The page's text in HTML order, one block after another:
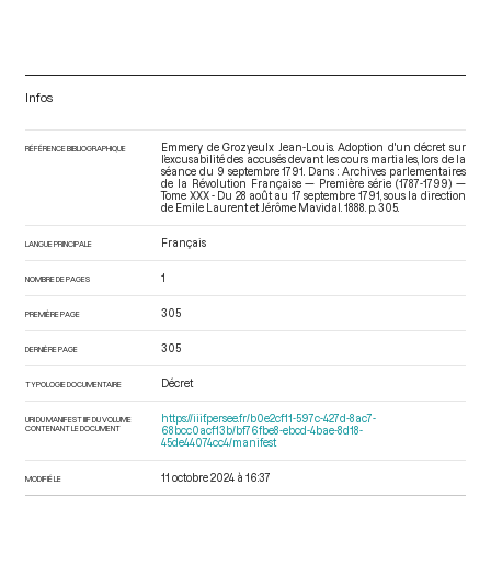
Infos
RÉFÉRENCE BIBLIOGRAPHIQUE
Emmery de Grozyeulx Jean-Louis. Adoption d'un décret sur
l’excusabilité des accusés devant les cours martiales, lors de la
séance du 9 septembre 1791. Dans : Archives parlementaires
de la Révolution Française — Première série (1787-1799) —
Tome XXX - Du 28 août au 17 septembre 1791 , sous la direction
de Emile Laurent et Jérôme Mavidal. 1888. p. 305.
LANGUE PRINCIPALE Français
NOMBRE DE PAGES 1
PREMIÈRE PAGE 305
DERNIÈRE PAGE 305
TYPOLOGIE DOCUMENTAIRE Décret
URI DU MANIFEST IIIF DU VOLUME
CONTENANT LE DOCUMENT
https://iiif.persee.fr/b0e2cf11-597c-427d-8ac7-
68bcc0acf13b/bf76fbe8-ebcd-4bae-8d18-
45de44074cc4/manifest
MODIFIÉ LE 11 octobre 2024 à 16:37